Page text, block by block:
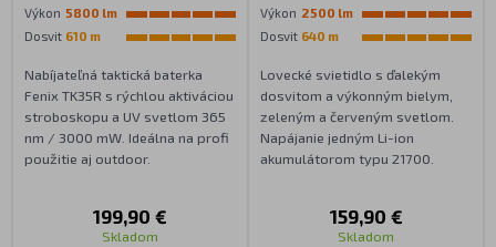
Výkon 5800 lm
Dosvit 610 m
Nabíjateľná taktická baterka
Fenix TK35R s rýchlou aktiváciou
stroboskopu a UV svetlom 365
nm / 3000 mW. Ideálna na profi
použitie aj outdoor.
199,90 €
Skladom
Výkon 2500 lm
Dosvit 640 m
Lovecké svietidlo s ďalekým
dosvitom a výkonným bielym,
zeleným a červeným svetlom.
Napájanie jedným Li-ion
akumulátorom typu 21700.
159,90 €
Skladom